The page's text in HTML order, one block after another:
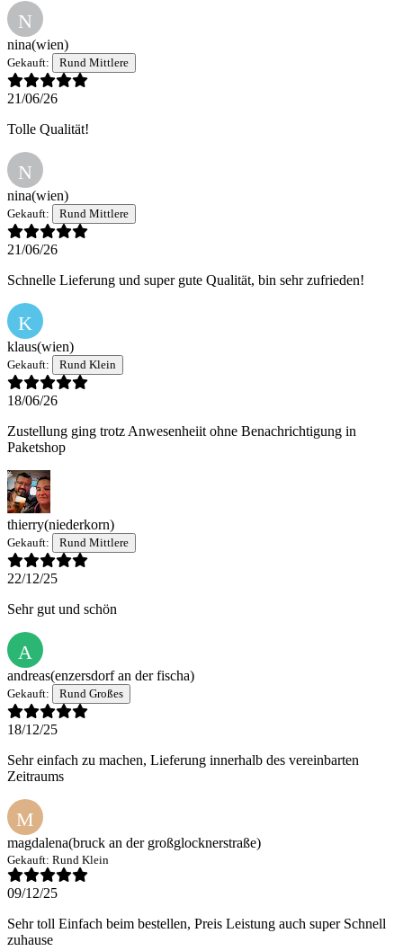
N
nina(wien)
Gekauft: Rund Mittlere
21/06/26
Tolle Qualität!
N
nina(wien)
Gekauft: Rund Mittlere
21/06/26
Schnelle Lieferung und super gute Qualität, bin sehr zufrieden!
K
klaus(wien)
Gekauft: Rund Klein
18/06/26
Zustellung ging trotz Anwesenheiit ohne Benachrichtigung in
Paketshop
thierry(niederkorn)
Gekauft: Rund Mittlere
22/12/25
Sehr gut und schön
A
andreas(enzersdorf an der fischa)
Gekauft: Rund Großes
18/12/25
Sehr einfach zu machen, Lieferung innerhalb des vereinbarten
Zeitraums
M
magdalena(bruck an der großglocknerstraße)
Gekauft: Rund Klein
09/12/25
Sehr toll Einfach beim bestellen, Preis Leistung auch super Schnell
zuhause